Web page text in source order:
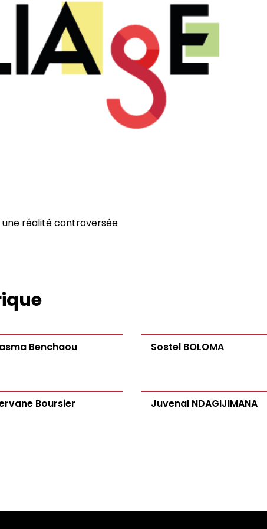
en Seine-Saint-
d’archives (2024)
travailleurs et
XXIe siècles
une réalité controversée
Benchaou Sostel BOLOMA
Boursier Juvenal NDAGIJIMANA